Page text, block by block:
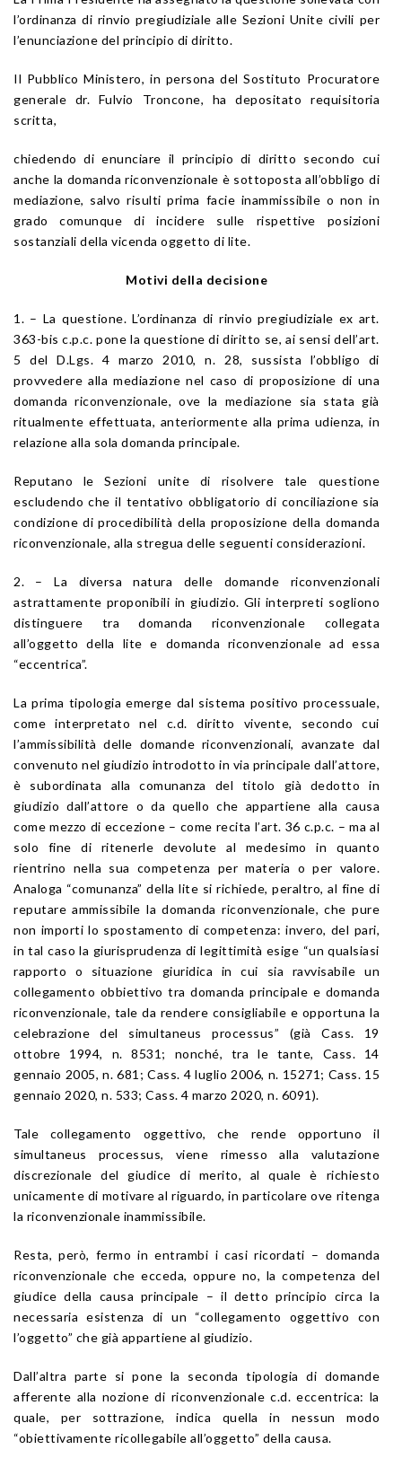
l’ordinanza di rinvio pregiudiziale alle Sezioni Unite civili per
l’enunciazione del principio di diritto.
Il Pubblico Ministero, in persona del Sostituto Procuratore
generale dr. Fulvio Troncone, ha depositato requisitoria
scritta,
chiedendo di enunciare il principio di diritto secondo cui
anche la domanda riconvenzionale è sottoposta all’obbligo di
mediazione, salvo risulti prima facie inammissibile o non in
grado comunque di incidere sulle rispettive posizioni
sostanziali della vicenda oggetto di lite.
Motivi della decisione
1. – La questione. L’ordinanza di rinvio pregiudiziale ex art.
363-bis c.p.c. pone la questione di diritto se, ai sensi dell’art.
5 del D.Lgs. 4 marzo 2010, n. 28, sussista l’obbligo di
provvedere alla mediazione nel caso di proposizione di una
domanda riconvenzionale, ove la mediazione sia stata già
ritualmente effettuata, anteriormente alla prima udienza, in
relazione alla sola domanda principale.
Reputano le Sezioni unite di risolvere tale questione
escludendo che il tentativo obbligatorio di conciliazione sia
condizione di procedibilità della proposizione della domanda
riconvenzionale, alla stregua delle seguenti considerazioni.
2. – La diversa natura delle domande riconvenzionali
astrattamente proponibili in giudizio. Gli interpreti sogliono
distinguere tra domanda riconvenzionale collegata
all’oggetto della lite e domanda riconvenzionale ad essa
“eccentrica”.
La prima tipologia emerge dal sistema positivo processuale,
come interpretato nel c.d. diritto vivente, secondo cui
l’ammissibilità delle domande riconvenzionali, avanzate dal
convenuto nel giudizio introdotto in via principale dall’attore,
è subordinata alla comunanza del titolo già dedotto in
giudizio dall’attore o da quello che appartiene alla causa
come mezzo di eccezione – come recita l’art. 36 c.p.c. – ma al
solo fine di ritenerle devolute al medesimo in quanto
rientrino nella sua competenza per materia o per valore.
Analoga “comunanza” della lite si richiede, peraltro, al fine di
reputare ammissibile la domanda riconvenzionale, che pure
non importi lo spostamento di competenza: invero, del pari,
in tal caso la giurisprudenza di legittimità esige “un qualsiasi
rapporto o situazione giuridica in cui sia ravvisabile un
collegamento obbiettivo tra domanda principale e domanda
riconvenzionale, tale da rendere consigliabile e opportuna la
celebrazione del simultaneus processus” (già Cass. 19
ottobre 1994, n. 8531; nonché, tra le tante, Cass. 14
gennaio 2005, n. 681; Cass. 4 luglio 2006, n. 15271; Cass. 15
gennaio 2020, n. 533; Cass. 4 marzo 2020, n. 6091).
Tale collegamento oggettivo, che rende opportuno il
simultaneus processus, viene rimesso alla valutazione
discrezionale del giudice di merito, al quale è richiesto
unicamente di motivare al riguardo, in particolare ove ritenga
la riconvenzionale inammissibile.
Resta, però, fermo in entrambi i casi ricordati – domanda
riconvenzionale che ecceda, oppure no, la competenza del
giudice della causa principale – il detto principio circa la
necessaria esistenza di un “collegamento oggettivo con
l’oggetto” che già appartiene al giudizio.
Dall’altra parte si pone la seconda tipologia di domande
afferente alla nozione di riconvenzionale c.d. eccentrica: la
quale, per sottrazione, indica quella in nessun modo
“obiettivamente ricollegabile all’oggetto” della causa.